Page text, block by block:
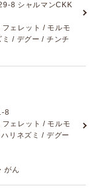
8 シャルマンCKK
ェレット / モルモ
/ デグー / チンチ
8
ェレット / モルモ
リネズミ / デグー
がん